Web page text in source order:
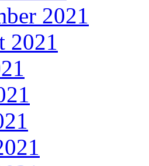
2021
2021